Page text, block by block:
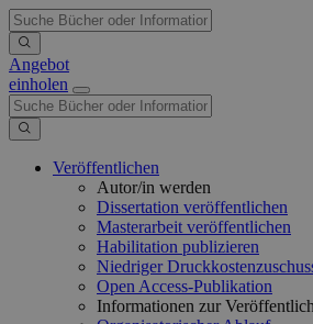
Angebot
einholen
Veröffentlichen
Autor/in werden
Dissertation veröffentlichen
Masterarbeit veröffentlichen
Habilitation publizieren
Niedriger
Open Access-Publikation
Informationen zur